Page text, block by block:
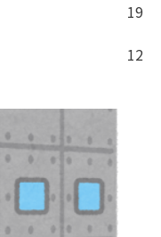
19
12